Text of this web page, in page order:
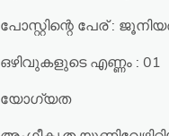
പോസ്റ്റിന്റെ പേര് :
ഒഴിവുകളുടെ എണ്ണം : 01
യോഗ്യത